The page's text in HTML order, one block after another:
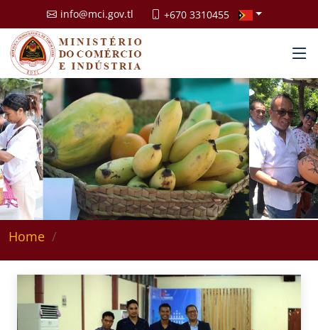
info@mci.gov.tl +670 3310455
Home